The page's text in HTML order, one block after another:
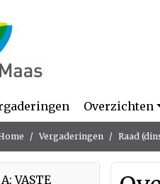
Overzichten
Vergaderingen Raad
VASTE